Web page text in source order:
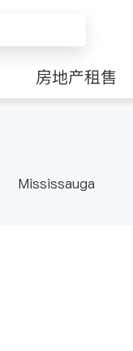
房地产租售
Mississauga